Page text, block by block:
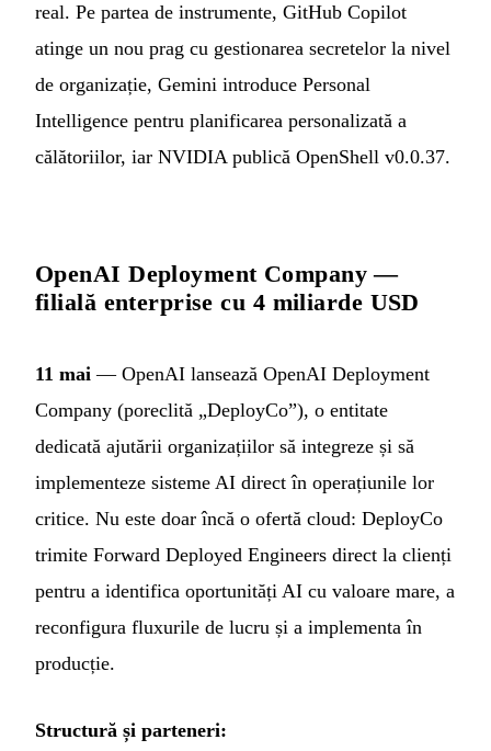
real. Pe partea de instrumente, GitHub Copilot
atinge un nou prag cu gestionarea secretelor la nivel
de organizație, Gemini introduce Personal
Intelligence pentru planificarea personalizată a
călătoriilor, iar NVIDIA publică OpenShell v0.0.37.
OpenAI Deployment Company —
filială enterprise cu 4 miliarde USD
11 mai — OpenAI lansează OpenAI Deployment
Company (poreclită „DeployCo”), o entitate
dedicată ajutării organizațiilor să integreze și să
implementeze sisteme AI direct în operațiunile lor
critice. Nu este doar încă o ofertă cloud: DeployCo
trimite Forward Deployed Engineers direct la clienți
pentru a identifica oportunități AI cu valoare mare, a
reconfigura fluxurile de lucru și a implementa în
producție.
Structură și parteneri: